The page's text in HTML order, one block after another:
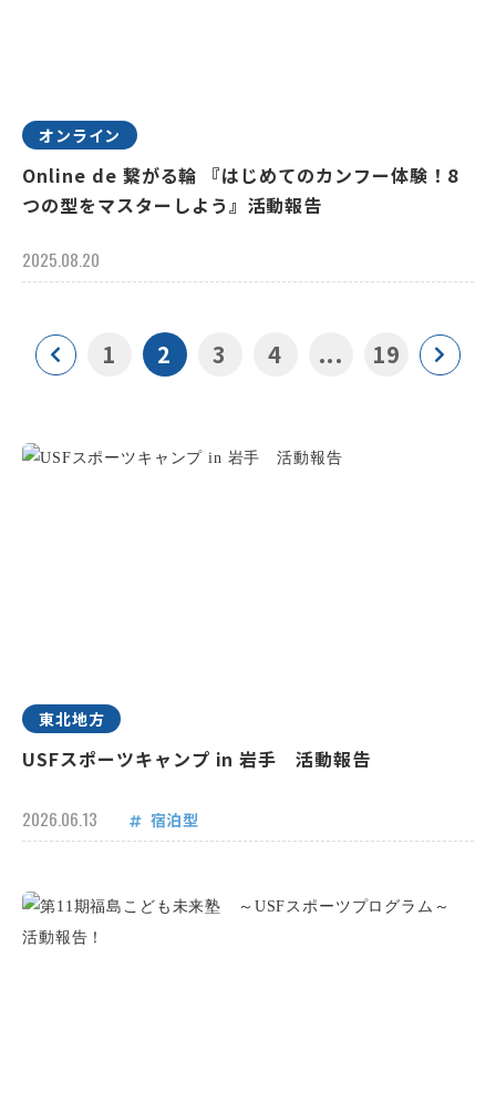
オンライン
Online de 繋がる輪 『はじめてのカンフー体験！8
つの型をマスターしよう』活動報告
2025.08.20
1 2 3 4 ... 19
東北地方
USFスポーツキャンプ in 岩手 活動報告
2026.06.13 宿泊型